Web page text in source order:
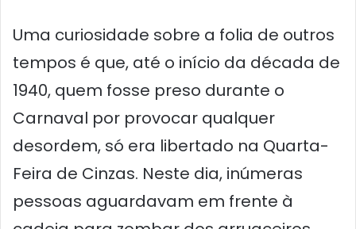
Uma curiosidade sobre a folia de outros
tempos é que, até o início da década de
1940, quem fosse preso durante o
Carnaval por provocar qualquer
desordem, só era libertado na Quarta-
Feira de Cinzas. Neste dia, inúmeras
pessoas aguardavam em frente à